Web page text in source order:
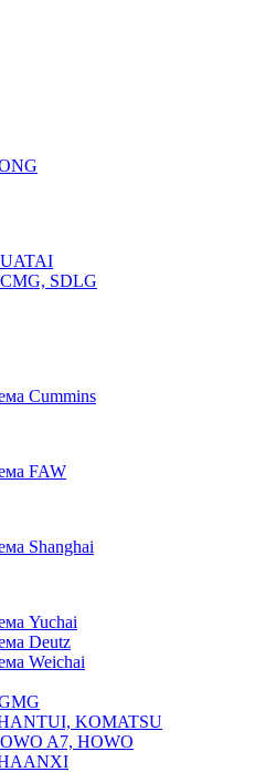
SDLG
Cummins
FAW
Shanghai
Yuchai
Deutz
Weichai
KOMATSU
A7, HOWO